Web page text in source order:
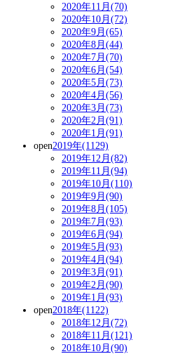
2020年11月(70)
2020年10月(72)
2020年9月(65)
2020年8月(44)
2020年7月(70)
2020年6月(54)
2020年5月(73)
2020年4月(56)
2020年3月(73)
2020年2月(91)
2020年1月(91)
open2019年(1129)
2019年12月(82)
2019年11月(94)
2019年10月(110)
2019年9月(90)
2019年8月(105)
2019年7月(93)
2019年6月(94)
2019年5月(93)
2019年4月(94)
2019年3月(91)
2019年2月(90)
2019年1月(93)
open2018年(1122)
2018年12月(72)
2018年11月(121)
2018年10月(90)